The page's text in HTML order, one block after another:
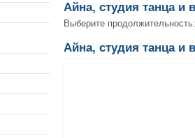
Айна, студия танца и
Выберите
Айна, студия танца и